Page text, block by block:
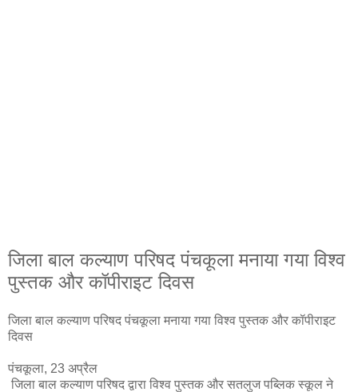
जिला बाल कल्याण परिषद पंचकूला मनाया गया विश्व
पुस्तक और कॉपीराइट दिवस
जिला बाल कल्याण परिषद पंचकूला मनाया गया विश्व पुस्तक और कॉपीराइट
दिवस
पंचकूला, 23 अप्रैल
जिला बाल कल्याण परिषद द्वारा विश्व पुस्तक और सतलुज पब्लिक स्कूल ने